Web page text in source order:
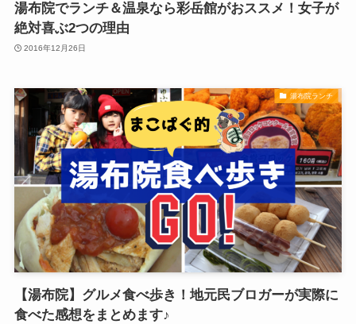
湯布院でランチ＆温泉なら彩岳館がおススメ！女子が
絶対喜ぶ2つの理由
2016年12月26日
湯布院ランチ
【湯布院】グルメ食べ歩き！地元民ブロガーが実際に
食べた感想をまとめます♪